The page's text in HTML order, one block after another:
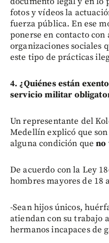
fotos y vídeos la
fuerza pública. En ese
ponerse en contacto
organizaciones sociales
este tipo de prácticas
4. ¿Quiénes están
servicio militar
Un representante del
Medellín explicó que
alguna condición queno
De acuerdo con la Ley
hombres mayores de 18
-Sean hijos únicos,
atiendan con su trabajo
hermanos incapaces de